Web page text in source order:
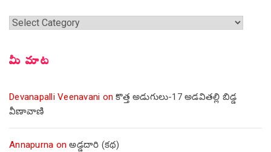
శీర్షికలు
మీ మాట
Devanapalli Veenavani onకొత్త అడుగులు-17 అడవితల్లి బిడ్డ
వీణావాణి
Annapurna onఅడ్డదారి (కథ)